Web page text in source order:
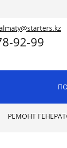
92-99
РЕМОНТ